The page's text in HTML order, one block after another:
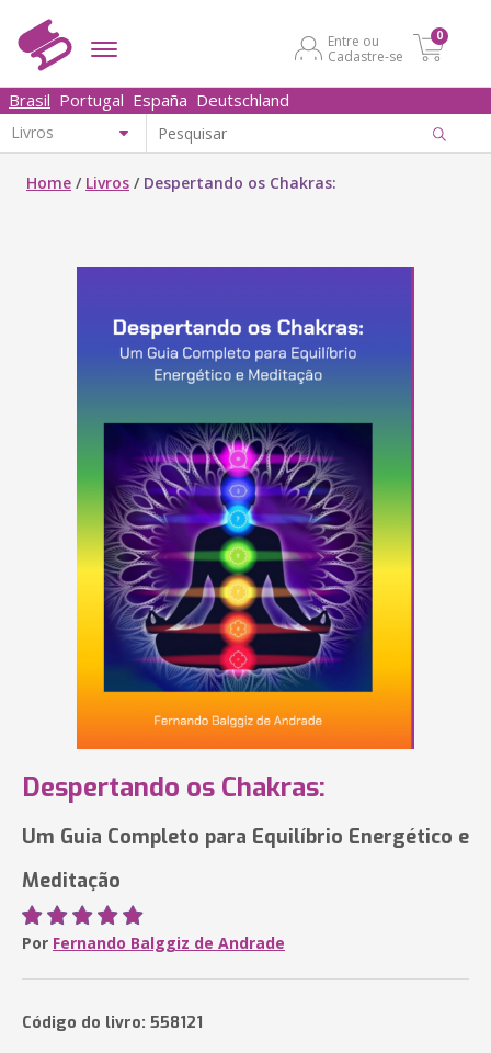
Entre ou
Cadastre-se
0
Brasil Portugal España Deutschland
Home / Livros / Despertando os Chakras:
Despertando os Chakras:
Um Guia Completo para Equilíbrio Energético e
Meditação
Por Fernando Balggiz de Andrade
Código do livro: 558121